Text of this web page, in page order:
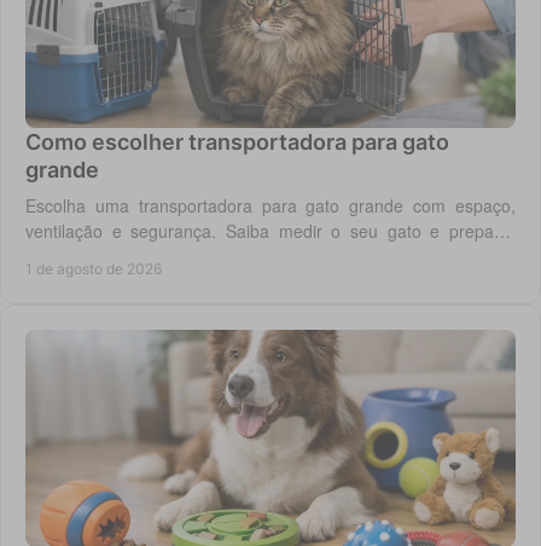
Como escolher transportadora para gato
grande
Escolha uma transportadora para gato grande com espaço,
ventilação e segurança. Saiba medir o seu gato e preparar
1 de agosto de 2026